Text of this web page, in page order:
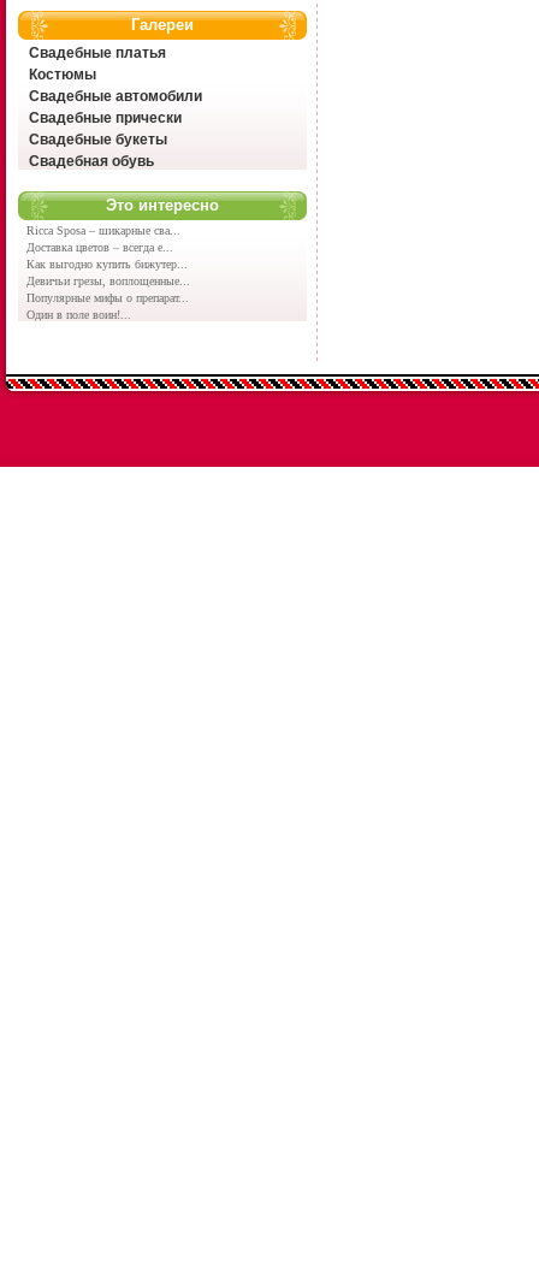
Галереи
Свадебные платья
Костюмы
Свадебные автомобили
Свадебные прически
Свадебные букеты
Свадебная обувь
Это интересно
Ricca Sposa – шикарные сва...
Доставка цветов – всегда е...
Как выгодно купить бижутер...
Девичьи грезы, воплощенные...
Популярные мифы о препарат...
Один в поле воин!...